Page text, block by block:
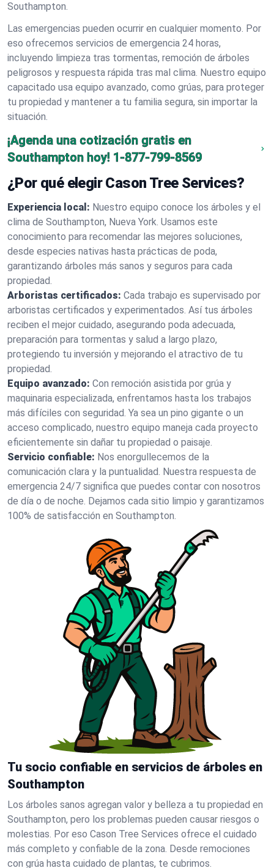
Southampton.
Las emergencias pueden ocurrir en cualquier momento. Por
eso ofrecemos servicios de emergencia 24 horas,
incluyendo limpieza tras tormentas, remoción de árboles
peligrosos y respuesta rápida tras mal clima. Nuestro equipo
capacitado usa equipo avanzado, como grúas, para proteger
tu propiedad y mantener a tu familia segura, sin importar la
situación.
¡Agenda una cotización gratis en
Southampton hoy! 1-877-799-8569
¿Por qué elegir Cason Tree Services?
Experiencia local: Nuestro equipo conoce los árboles y el
clima de Southampton, Nueva York. Usamos este
conocimiento para recomendar las mejores soluciones,
desde especies nativas hasta prácticas de poda,
garantizando árboles más sanos y seguros para cada
propiedad.
Arboristas certificados: Cada trabajo es supervisado por
arboristas certificados y experimentados. Así tus árboles
reciben el mejor cuidado, asegurando poda adecuada,
preparación para tormentas y salud a largo plazo,
protegiendo tu inversión y mejorando el atractivo de tu
propiedad.
Equipo avanzado: Con remoción asistida por grúa y
maquinaria especializada, enfrentamos hasta los trabajos
más difíciles con seguridad. Ya sea un pino gigante o un
acceso complicado, nuestro equipo maneja cada proyecto
eficientemente sin dañar tu propiedad o paisaje.
Servicio confiable: Nos enorgullecemos de la
comunicación clara y la puntualidad. Nuestra respuesta de
emergencia 24/7 significa que puedes contar con nosotros
de día o de noche. Dejamos cada sitio limpio y garantizamos
100% de satisfacción en Southampton.
Tu socio confiable en servicios de árboles en
Southampton
Los árboles sanos agregan valor y belleza a tu propiedad en
Southampton, pero los problemas pueden causar riesgos o
molestias. Por eso Cason Tree Services ofrece el cuidado
más completo y confiable de la zona. Desde remociones
con grúa hasta cuidado de plantas, te cubrimos.